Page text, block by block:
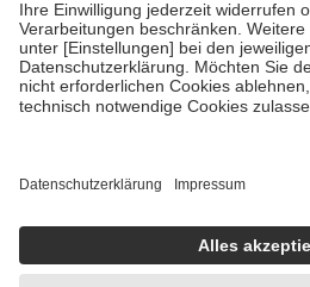
• Untersuchungen zur Vorsorge und
GKV getragen werden
• empfohlenen Schutzimpfungen
• Harn- und Blutteststreifen
getroffen, um sicherzustellen, dass es
https://help.etrusted.com/hc/de/
Einige Bilder und Inhalte wurden